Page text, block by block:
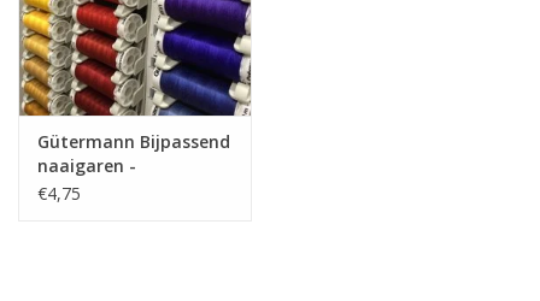
Gütermann Bijpassend
naaigaren -
Allesnaaigaren 200m
€4,75